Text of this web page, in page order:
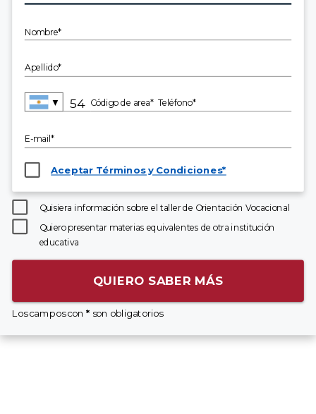
Nombre*
Apellido*
▼ Código de area* Teléfono*
E-mail*
Aceptar Términos y Condiciones*
Quisiera información sobre el taller de Orientación Vocacional
Quiero presentar materias equivalentes de otra institución
educativa
QUIERO SABER MÁS
Los campos con * son obligatorios